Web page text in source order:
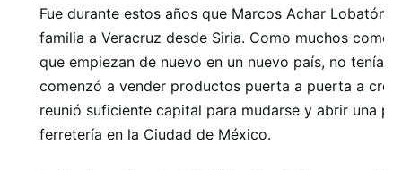
Fue durante estos años que Marcos Achar Lobatón
familia a Veracruz desde Siria. Como muchos
que empiezan de nuevo en un nuevo país, no tenía
comenzó a vender productos puerta a puerta a
reunió suficiente capital para mudarse y abrir una
ferretería en la Ciudad de México.